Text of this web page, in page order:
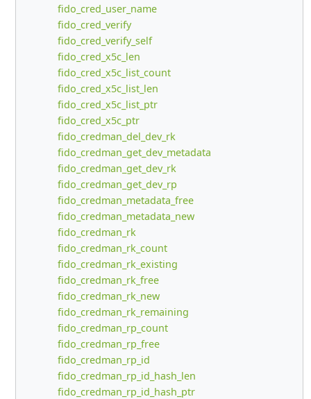
fido_cred_user_name
fido_cred_verify
fido_cred_verify_self
fido_cred_x5c_len
fido_cred_x5c_list_count
fido_cred_x5c_list_len
fido_cred_x5c_list_ptr
fido_cred_x5c_ptr
fido_credman_del_dev_rk
fido_credman_get_dev_metadata
fido_credman_get_dev_rk
fido_credman_get_dev_rp
fido_credman_metadata_free
fido_credman_metadata_new
fido_credman_rk
fido_credman_rk_count
fido_credman_rk_existing
fido_credman_rk_free
fido_credman_rk_new
fido_credman_rk_remaining
fido_credman_rp_count
fido_credman_rp_free
fido_credman_rp_id
fido_credman_rp_id_hash_len
fido_credman_rp_id_hash_ptr